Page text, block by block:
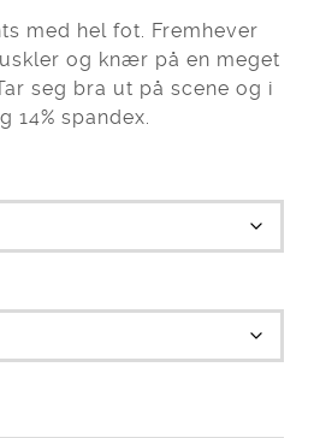
med hel fot. Fremhever
og knær på en meget
seg bra ut på scene og i
14% spandex.